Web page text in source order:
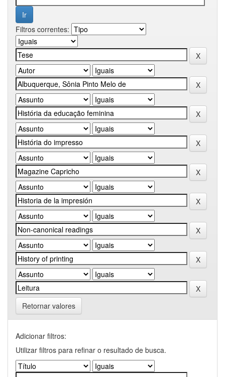
Filtros correntes:
Retornar valores
Adicionar filtros:
Utilizar filtros para refinar o resultado de busca.